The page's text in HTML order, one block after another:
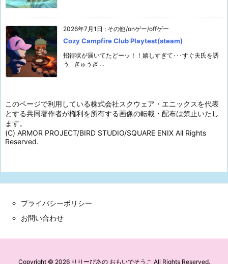
2026年7月1日 : その他/onゲー/offゲー
Cozy Campfire Club Playtest(steam)
招待状が届いてたどーッ！！嬉しすぎて･･･すぐ夫氏を誘
う ぎゅうぎ ...
このページで利用している株式会社スクウェア・エニックスを代表
とする共同著作者が権利を所有する画像の転載・配布は禁止いたし
ます。
(C) ARMOR PROJECT/BIRD STUDIO/SQUARE ENIX All Rights
Reserved.
プライバシーポリシー
お問い合わせ
Copyright © 2026 りりーぴあの おもいでそうこ All Rights Reserved.